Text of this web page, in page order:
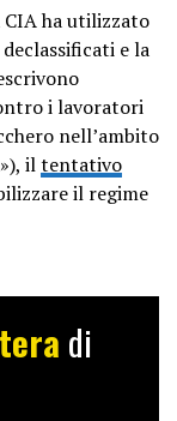
ha utilizzato
e la
i lavoratori
nell’ambito
iltentativo
il regime
di